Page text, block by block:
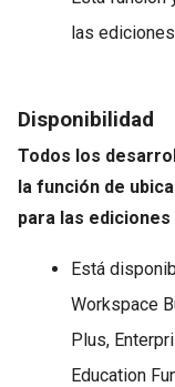
las
Disponibilidad
Todos los
la función de
para las
Está
Workspace
Plus,
Education